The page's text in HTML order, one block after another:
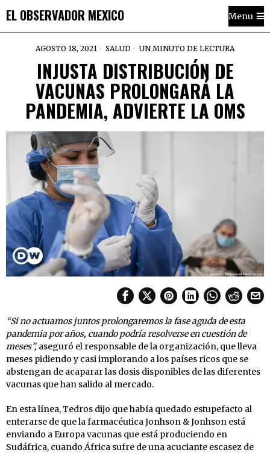
EL OBSERVADOR MEXICO Menu
AGOSTO 18, 2021 SALUD UN MINUTO DE LECTURA
INJUSTA DISTRIBUCIÓN DE
VACUNAS PROLONGARÁ LA
PANDEMIA, ADVIERTE LA OMS
“Si no actuamos juntos prolongaremos la fase aguda de esta
pandemia por años, cuando podría resolverse en cuestión de
meses”, aseguró el responsable de la organización, que lleva
meses pidiendo y casi implorando a los países ricos que se
abstengan de acaparar las dosis disponibles de las diferentes
vacunas que han salido al mercado.
En esta línea, Tedros dijo que había quedado estupefacto al
enterarse de que la farmacéutica Jonhson & Jonhson está
enviando a Europa vacunas que está produciendo en
Sudáfrica, cuando África sufre de una acuciante escasez de